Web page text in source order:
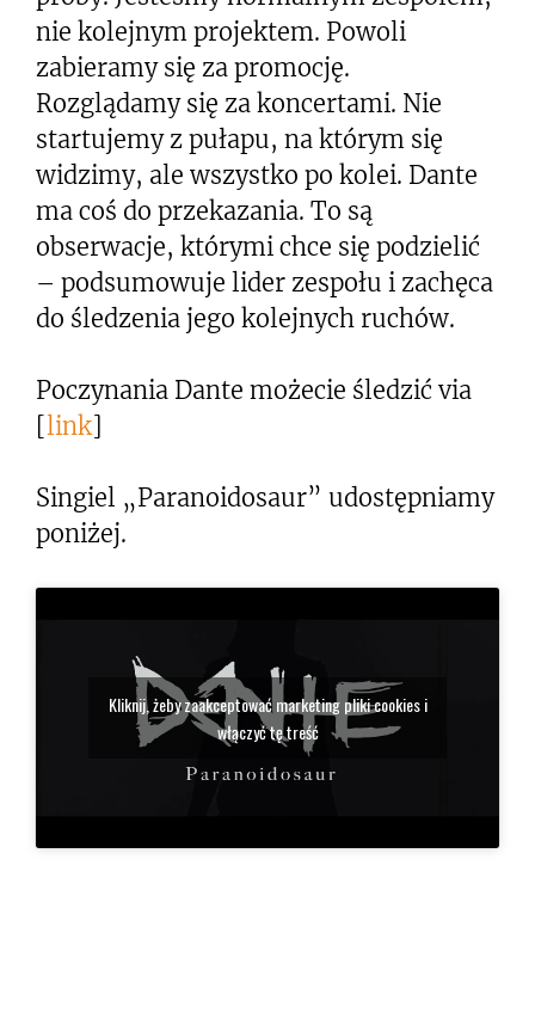
nie kolejnym projektem. Powoli
zabieramy się za promocję.
Rozglądamy się za koncertami. Nie
startujemy z pułapu, na którym się
widzimy, ale wszystko po kolei. Dante
ma coś do przekazania. To są
obserwacje, którymi chce się podzielić
– podsumowuje lider zespołu i zachęca
do śledzenia jego kolejnych ruchów.
Poczynania Dante możecie śledzić via
[link]
Singiel „Paranoidosaur” udostępniamy
poniżej.
Kliknij, żeby zaakceptować marketing pliki cookies i
włączyć tę treść